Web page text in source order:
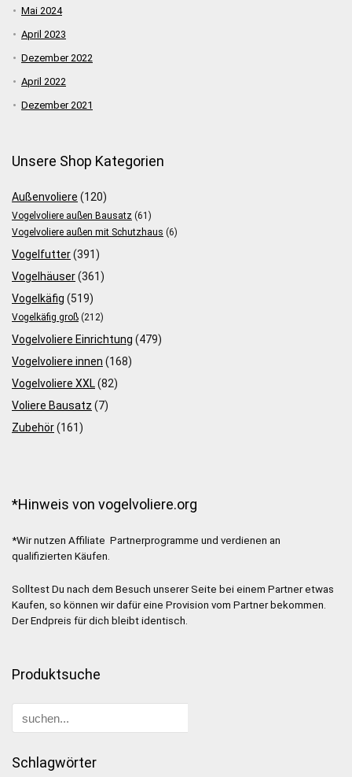
Mai 2024
April 2023
Dezember 2022
April 2022
Dezember 2021
Unsere Shop Kategorien
Außenvoliere (120)
Vogelvoliere außen Bausatz (61)
Vogelvoliere außen mit Schutzhaus (6)
Vogelfutter(391)
Vogelhäuser(361)
Vogelkäfig (519)
Vogelkäfig groß (212)
Vogelvoliere Einrichtung (479)
Vogelvoliere innen (168)
Vogelvoliere XXL(82)
Voliere Bausatz (7)
Zubehör(161)
*Hinweis von vogelvoliere.org
*Wir nutzen Affiliate Partnerprogramme und verdienen an
qualifizierten Käufen.
Solltest Du nach dem Besuch unserer Seite bei einem Partner etwas
Kaufen, so können wir dafür eine Provision vom Partner bekommen.
Der Endpreis für dich bleibt identisch.
Produktsuche
Schlagwörter